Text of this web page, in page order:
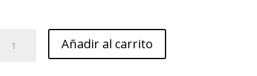
NECESER
Añadir al carrito